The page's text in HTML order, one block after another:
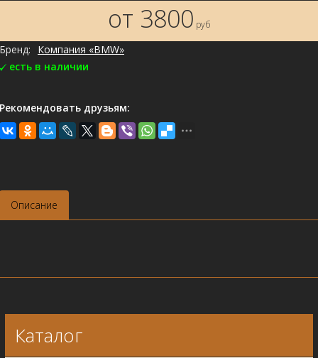
от 3800 руб
Бренд:
Компания «BMW»
есть в наличии
Рекомендовать друзьям:
Описание
Каталог